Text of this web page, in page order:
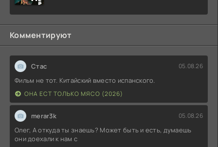
Комментируют
Стас 05.08.26
Фильм не тот. Китайский вместо испанского.
ОНА ЕСТ ТОЛЬКО МЯСО (2026)
merar3k 05.08.26
Олег, А откуда ты знаешь? Может быть и есть, думаешь
они доехали к нам с